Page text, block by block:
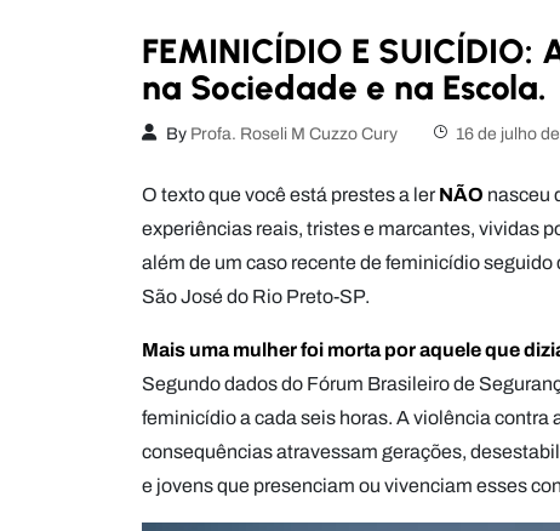
FEMINICÍDIO E
na Sociedade e na Escola.
By Profa. Roseli M Cuzzo Cury 16 de julho
O texto que você está prestes a ler NÃO nasceu
experiências reais, tristes e marcantes, vividas
além de um caso recente de feminicídio
São José do Rio Preto-SP.
Mais uma mulher foi morta por aquele que
Segundo dados do Fórum Brasileiro de
feminicídio a cada seis horas. A violência
consequências atravessam gerações,
e jovens que presenciam ou vivenciam esses